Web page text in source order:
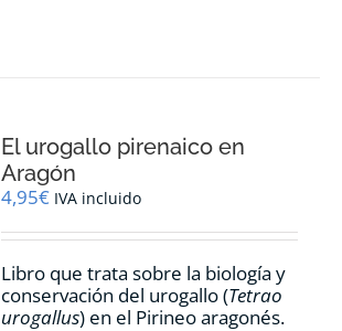
El urogallo pirenaico en
Aragón
4,95€ IVA incluido
Libro que trata sobre la biología y
conservación del urogallo (Tetrao
urogallus) en el Pirineo aragonés.